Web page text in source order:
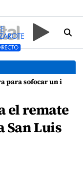
en una vivienda de Playa Honda
el remate
San Luis